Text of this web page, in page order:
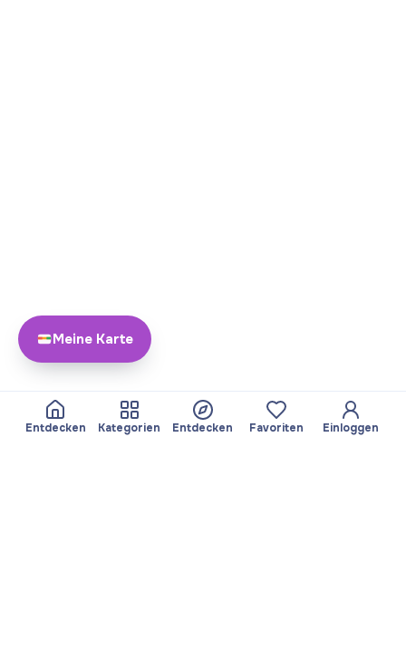
Entdecken Kategorien Entdecken Favoriten Einloggen
Meine Karte